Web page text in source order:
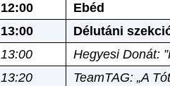
12:00
Ebéd
13:00
Délutáni
13:00
Hegyesi Donát:
13:20
TeamTAG: „A